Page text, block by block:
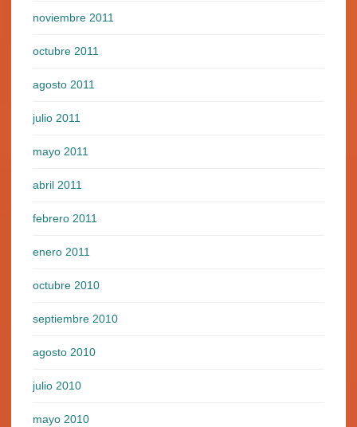
noviembre 2011
octubre 2011
agosto 2011
julio 2011
mayo 2011
abril 2011
febrero 2011
enero 2011
octubre 2010
septiembre 2010
agosto 2010
julio 2010
mayo 2010